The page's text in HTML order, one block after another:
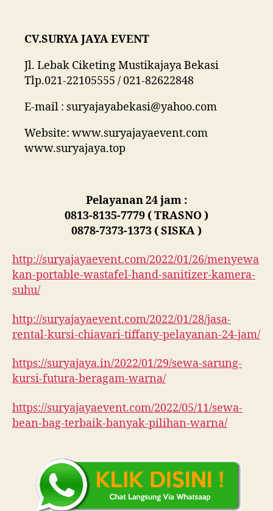
CV.SURYA JAYA EVENT
Jl. Lebak Ciketing Mustikajaya Bekasi
Tlp.021-22105555 / 021-82622848
E-mail : suryajayabekasi@yahoo.com
Website: www.suryajayaevent.com
www.suryajaya.top
Pelayanan 24 jam :
0813-8135-7779 ( TRASNO )
0878-7373-1373 ( SISKA )
http://suryajayaevent.com/2022/01/26/menyewa
kan-portable-wastafel-hand-sanitizer-kamera-
suhu/
http://suryajayaevent.com/2022/01/28/jasa-
rental-kursi-chiavari-tiffany-pelayanan-24-jam/
https://suryajaya.in/2022/01/29/sewa-sarung-
kursi-futura-beragam-warna/
https://suryajayaevent.com/2022/05/11/sewa-
bean-bag-terbaik-banyak-pilihan-warna/